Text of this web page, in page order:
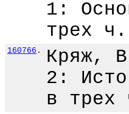
1:
трех
160766 .
Кряж,
2:
в